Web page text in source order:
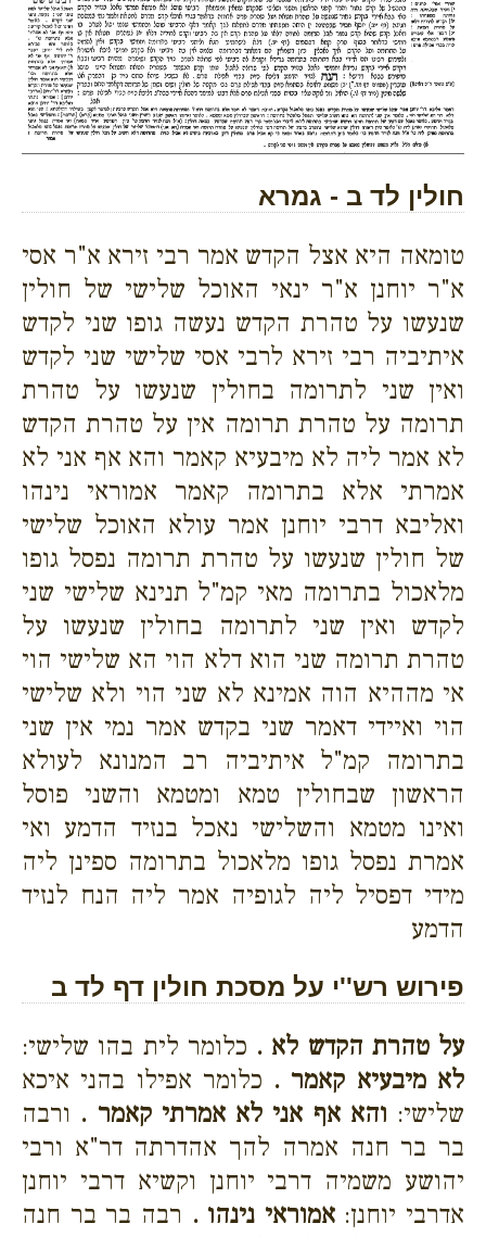
חולין לד ב - גמרא
טומאה היא אצל הקדש אמר רבי זירא א"ר אסי
א"ר יוחנן א"ר ינאי האוכל שלישי של חולין
שנעשו על טהרת הקדש נעשה גופו שני לקדש
איתיביה רבי זירא לרבי אסי שלישי שני לקדש
ואין שני לתרומה בחולין שנעשו על טהרת
תרומה על טהרת תרומה אין על טהרת הקדש
לא אמר ליה לא מיבעיא קאמר והא אף אני לא
אמרתי אלא בתרומה קאמר אמוראי נינהו
ואליבא דרבי יוחנן אמר עולא האוכל שלישי
של חולין שנעשו על טהרת תרומה נפסל גופו
מלאכול בתרומה מאי קמ"ל תנינא שלישי שני
לקדש ואין שני לתרומה בחולין שנעשו על
טהרת תרומה שני הוא דלא הוי הא שלישי הוי
אי מההיא הוה אמינא לא שני הוי ולא שלישי
הוי ואיידי דאמר שני בקדש אמר נמי אין שני
בתרומה קמ"ל איתיביה רב המנונא לעולא
הראשון שבחולין טמא ומטמא והשני פוסל
ואינו מטמא והשלישי נאכל בנזיד הדמע ואי
אמרת נפסל גופו מלאכול בתרומה ספינן ליה
מידי דפסיל ליה לגופיה אמר ליה הנח לנזיד
הדמע
פירוש רש''י על מסכת חולין דף לד ב
על טהרת הקדש לא . כלומר לית בהו שלישי:
לא מיבעיא קאמר . כלומר אפילו בהני איכא
שלישי: והא אף אני לא אמרתי קאמר . ורבה
בר בר חנה אמרה להך אהדרתה דר"א ורבי
יהושע משמיה דרבי יוחנן וקשיא דרבי יוחנן
אדרבי יוחנן:אמוראי נינהו . רבה בר בר חנה